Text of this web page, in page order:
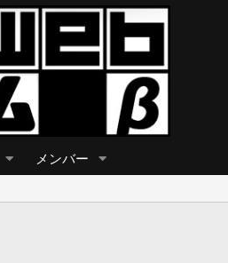
メンバー